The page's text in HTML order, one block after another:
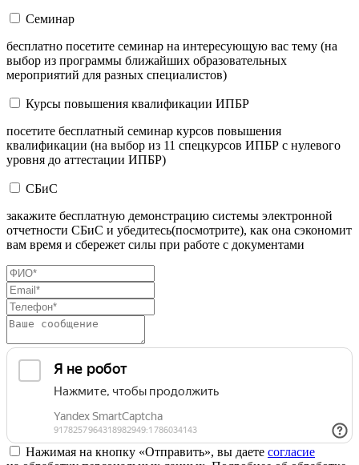
Семинар
бесплатно посетите семинар на интересующую вас тему (на
выбор из программы ближайших образовательных
мероприятий для разных специалистов)
Курсы повышения квалификации ИПБР
посетите бесплатный семинар курсов повышения
квалификации (на выбор из 11 спецкурсов ИПБР с нулевого
уровня до аттестации ИПБР)
СБиС
закажите бесплатную демонстрацию системы электронной
отчетности СБиС и убедитесь(посмотрите), как она сэкономит
вам время и сбережет силы при работе с документами
Нажимая на кнопку «Отправить», вы даете согласие